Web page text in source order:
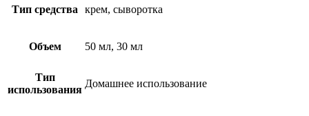
Тип средства крем, сыворотка
Объем 50 мл, 30 мл
Тип
использования
Домашнее использование